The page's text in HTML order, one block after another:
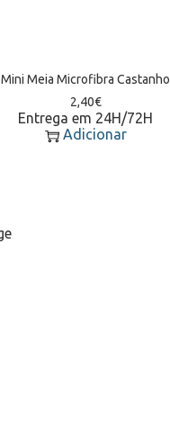
Mini Meia Microfibra Castanho
2,40€
Entrega em 24H/72H
Adicionar